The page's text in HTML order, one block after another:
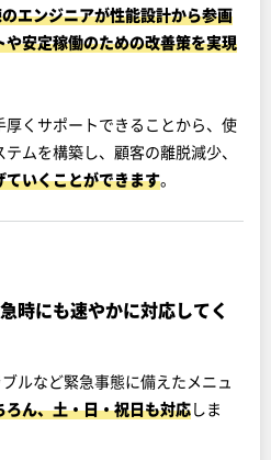
エンジニアが性能設計から参画
や安定稼働のための改善策を実現
くサポートできることから、使
ムを構築し、顧客の離脱減少、
いくことができます。
時にも速やかに対応してく
ルなど緊急事態に備えたメニュ
ろん、土・日・祝日も対応しま